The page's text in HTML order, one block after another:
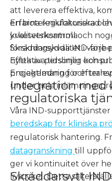
att leverera effektiva,
en bioteknikfokuserad
kvalitetskontroll och
forskningskvalitet i varje
nytta av personlig
projektledning och
under hela
Erfarna regulatoriska
yrkesverksamma
Skräddarsydda IND-
Effektiva tidslinjer och
Engagemang för
Integration med
regulatoriska
Våra IND-
beredskap för kliniska
regulatorisk hantering.
datagranskning till
ger vi kontinuitet över
livscykel. Detta
Skräddarsytt